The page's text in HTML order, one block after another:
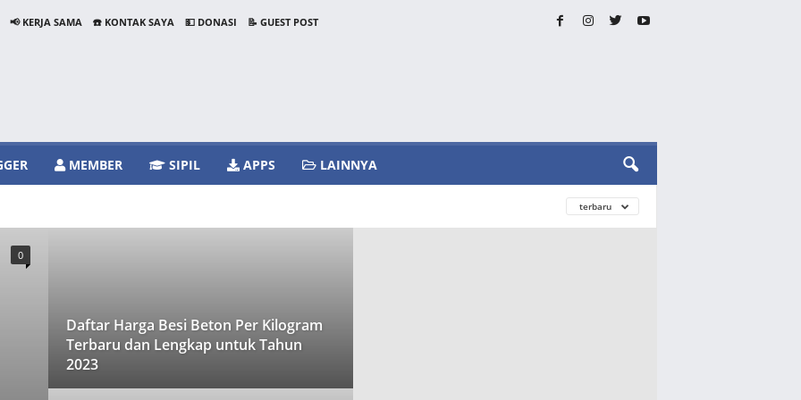
📢 KERJA SAMA ☎️ KONTAK SAYA 💵 DONASI
📝 GUEST POST
MEMBER SIPIL APPS LAINNYA
terbaru
0
Daftar Harga Besi Beton Per Kilogram
Terbaru dan Lengkap untuk Tahun
2023